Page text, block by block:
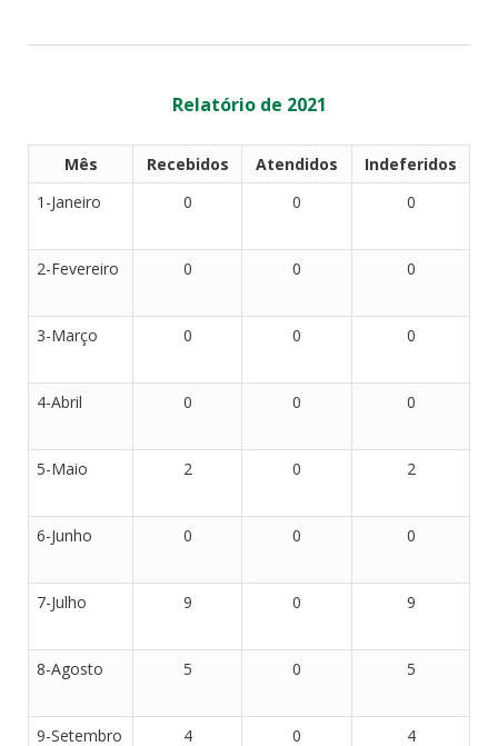
Relatório de 2021
Mês Recebidos Atendidos
Indeferidos
1-Janeiro
0 0 0
2-Fevereiro 0 0 0
3-Março 0 0 0
4-Abril 0 0 0
5-Maio 2 0 2
6-Junho 0 0 0
7-Julho 9 0 9
8-Agosto 5 0 5
9-Setembro 4 0 4